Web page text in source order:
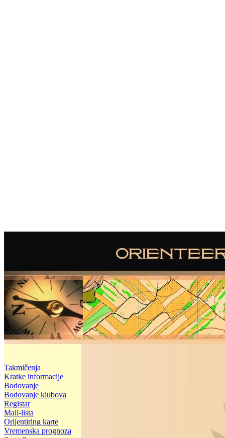
Takmičenja
Kratke informacije
Bodovanje
Bodovanje klubova
Registar
Mail-lista
Orijentiring karte
Vremenska prognoza